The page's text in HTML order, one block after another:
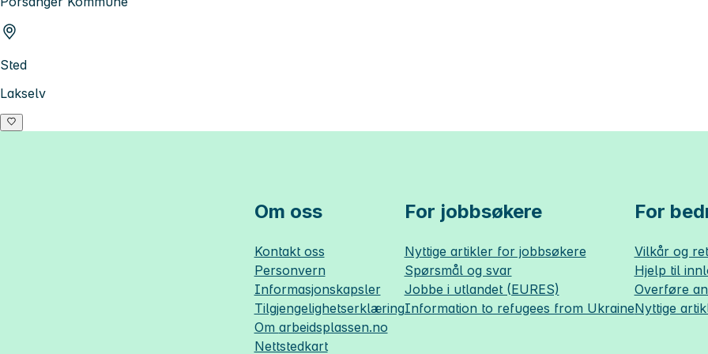
Sted
Lakselv
Om oss
Kontakt oss
Personvern
Informasjonskapsler
Tilgjengelighetserklæring
Om arbeidsplassen.no
Nettstedkart
For jobbsøkere
Nyttige artikler for jobbsøkere
Spørsmål og svar
Jobbe i utlandet (EURES)
Information to refugees from Ukraine
For
Vilkår og
Hjelp til
Overføre
Nyttige